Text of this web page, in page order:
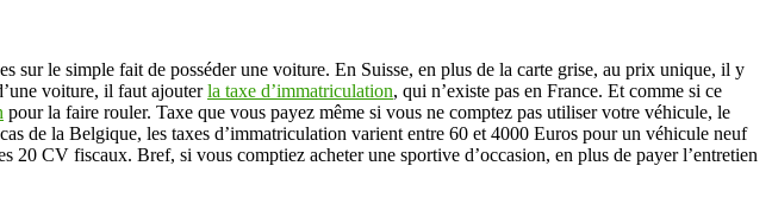
sur le simple fait de posséder une voiture. En Suisse, en plus de la carte grise, au prix unique, il y
voiture, il faut ajouterla taxe d’immatriculation, qui n’existe pas en France. Et comme si ce
pour la faire rouler. Taxe que vous payez même si vous ne comptez pas utiliser votre véhicule, le
de la Belgique, les taxes d’immatriculation varient entre 60 et 4000 Euros pour un véhicule neuf
CV fiscaux. Bref, si vous comptiez acheter une sportive d’occasion, en plus de payer l’entretien